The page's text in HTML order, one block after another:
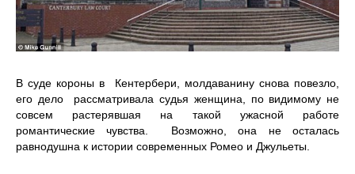
В суде короны в Кентербери, молдаванину снова повезло,
его дело рассматривала судья женщина, по видимому не
совсем растерявшая на такой ужасной работе
романтические чувства. Возможно, она не осталась
равнодушна к истории современных Ромео и Джульеты.